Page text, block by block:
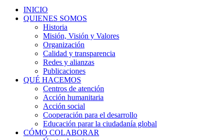
INICIO
QUIENES SOMOS
Historia
Misión, Visión y Valores
Organización
Calidad y transparencia
Redes y alianzas
Publicaciones
QUÉ HACEMOS
Centros de atención
Acción humanitaria
Acción social
Cooperación para el desarrollo
Educación parar la ciudadanía global
CÓMO COLABORAR